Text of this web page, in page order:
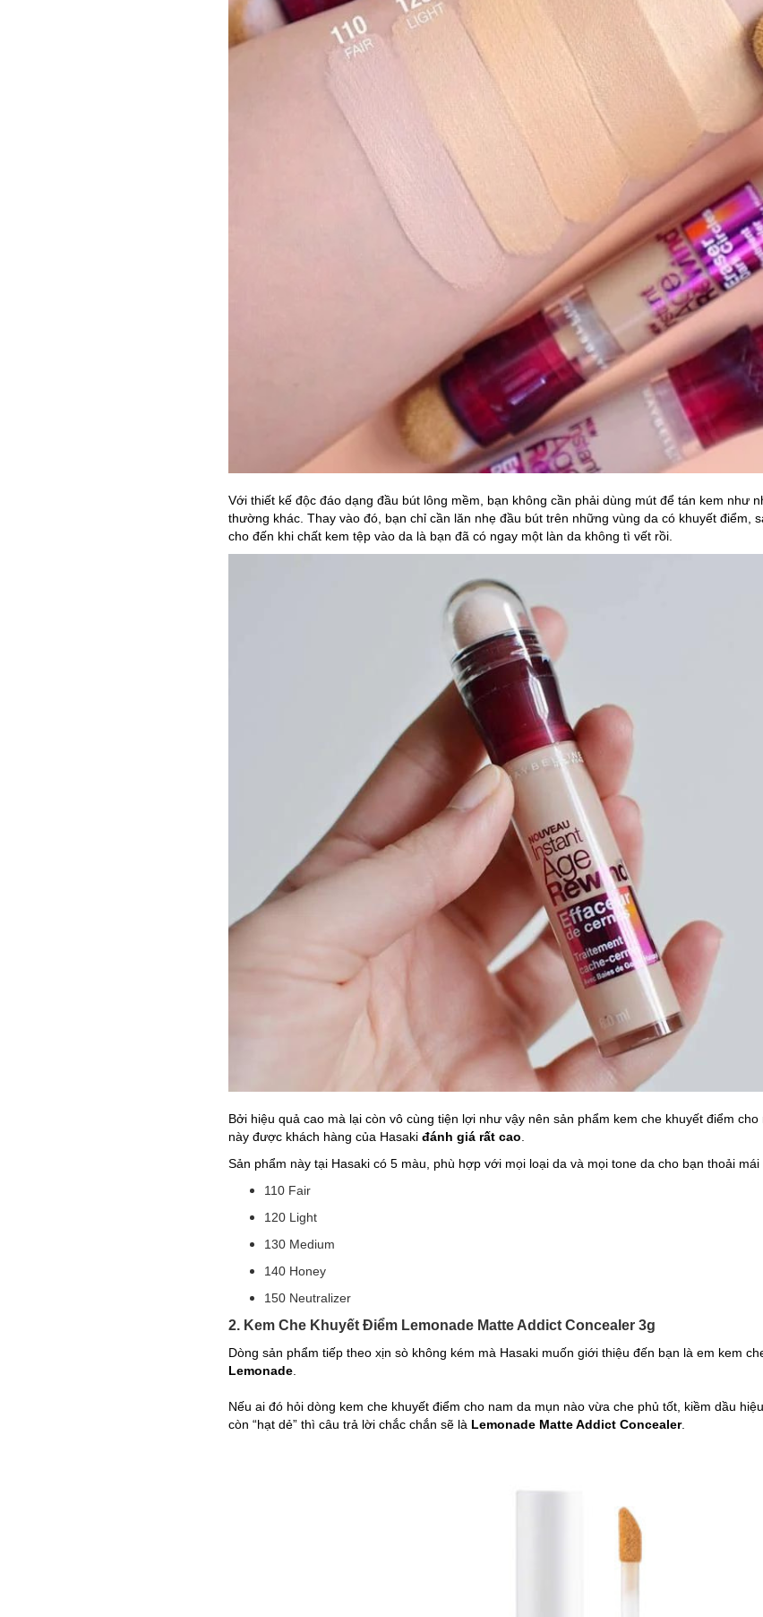
Với thiết kế độc đáo dạng đầu bút lông mềm, bạn không cần phải dùng mút để tán kem như
thường khác. Thay vào đó, bạn chỉ cần lăn nhẹ đầu bút trên những vùng da có khuyết điểm,
cho đến khi chất kem tệp vào da là bạn đã có ngay một làn da không tì vết rồi.
Bởi hiệu quả cao mà lại còn vô cùng tiện lợi như vậy nên sản phẩm kem che khuyết điểm
này được khách hàng của Hasakiđánh giá rất cao
Sản phẩm này tại Hasaki có 5 màu, phù hợp với mọi loại da và mọi tone da cho bạn thoải
110 Fair
120 Light
130 Medium
140 Honey
150 Neutralizer
2. Kem Che Khuyết Điểm Lemonade Matte Addict Concealer 3g
Dòng sản phẩm tiếp theo xịn sò không kém mà Hasaki muốn giới thiệu đến bạn là em kem
Lemonade
Nếu ai đó hỏi dòng kem che khuyết điểm cho nam da mụn nào vừa che phủ tốt, kiềm dầu
còn “hạt dẻ” thì câu trả lời chắc chắn sẽ là Lemonade Matte Addict Concealer.